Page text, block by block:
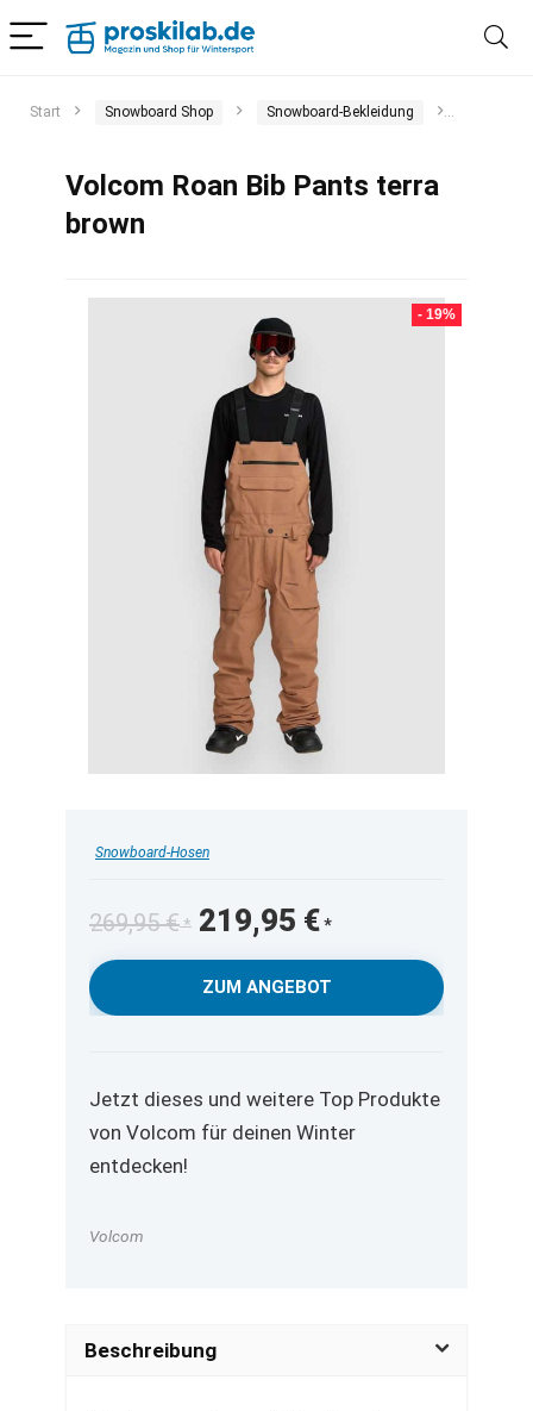
Start Snowboard Shop Snowboard-Bekleidung
Volcom Roan Bib Pants terra
brown
- 19%
Snowboard-Hosen
269,95€
Ursprünglicher
Preis
war:
269,95 €
219,95 € Aktueller
Preis
219,95 €.
ZUM ANGEBOT
Jetzt dieses und weitere Top Produkte
von Volcom für deinen Winter
entdecken!
Volcom
Beschreibung